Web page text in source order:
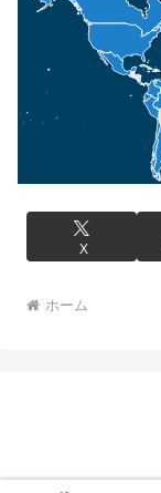
X
ホーム